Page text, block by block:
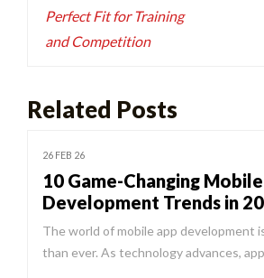
Perfect Fit for Training
and Competition
Related Posts
26 FEB 26
10 Game-Changing
Development Trends in
The world of mobile app development
than ever. As technology advances,